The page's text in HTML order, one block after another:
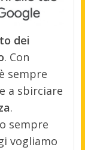
dei
. Con
sempre
a sbirciare
.
sempre
vogliamo